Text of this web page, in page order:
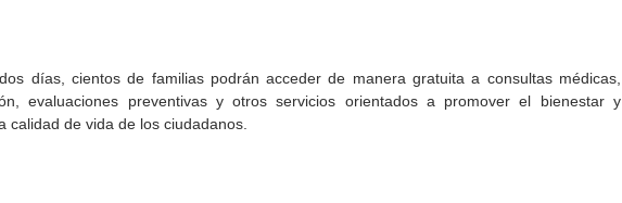
días, cientos de familias podrán acceder de manera gratuita a consultas médicas,
evaluaciones preventivas y otros servicios orientados a promover el bienestar y
calidad de vida de los ciudadanos.